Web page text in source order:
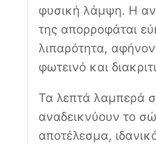
φυσική λάμψη. Η
της απορροφάται
λιπαρότητα,
φωτεινό και
Τα λεπτά λαμπερά
αναδεικνύουν το
αποτέλεσμα,